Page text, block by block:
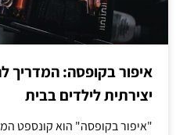
איפור בקופסה: המדריך
יצירתית לילדים בבית
"איפור בקופסה" הוא קונספט